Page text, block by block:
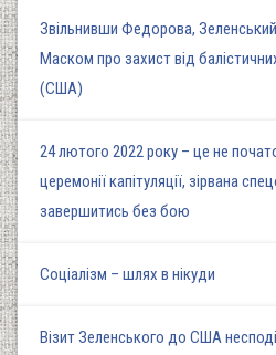
Звільнивши Федорова, Зеленський
Маском про захист від
(США)
24 лютого 2022 року – це не
церемонії капітуляції, зірвана
завершитись без бою
Соціалізм – шлях в нікуди
Візит Зеленського до США